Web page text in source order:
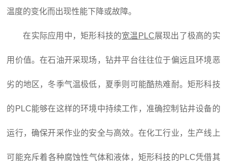
温度的变化而出现性能下降或故障。
在实际应用中，矩形科技的宽温PLC展现出了极高的实
用价值。在石油开采现场，钻井平台往往位于偏远且环境恶
劣的地区，冬季气温极低，夏季则可能酷热难耐。矩形科技
的PLC能够在这样的环境中持续工作，准确控制钻井设备的
运行，确保开采作业的安全与高效。在化工行业，生产线上
可能充斥着各种腐蚀性气体和液体，矩形科技的PLC凭借其